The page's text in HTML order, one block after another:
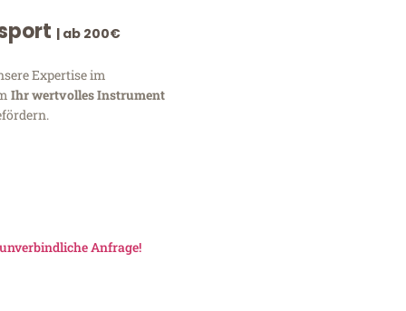
| ab 200€
Expertise im
Ihr wertvolles Instrument
unverbindliche Anfrage!